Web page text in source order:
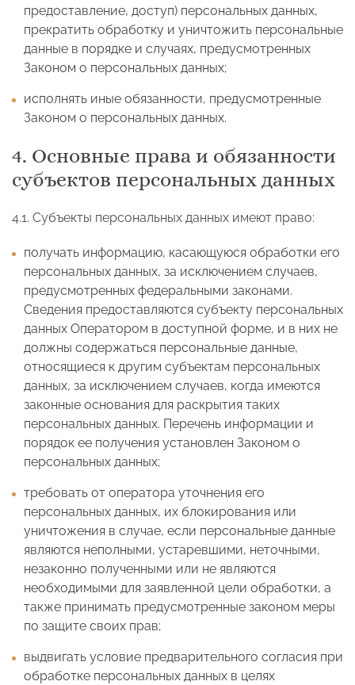
предоставление, доступ) персональных данных,
прекратить обработку и уничтожить персональные
данные в порядке и случаях, предусмотренных
Законом о персональных данных;
исполнять иные обязанности, предусмотренные
Законом о персональных данных.
4. Основные права и обязанности
субъектов персональных данных
4.1. Субъекты персональных данных имеют право:
получать информацию, касающуюся обработки его
персональных данных, за исключением случаев,
предусмотренных федеральными законами.
Сведения предоставляются субъекту персональных
данных Оператором в доступной форме, и в них не
должны содержаться персональные данные,
относящиеся к другим субъектам персональных
данных, за исключением случаев, когда имеются
законные основания для раскрытия таких
персональных данных. Перечень информации и
порядок ее получения установлен Законом о
персональных данных;
требовать от оператора уточнения его
персональных данных, их блокирования или
уничтожения в случае, если персональные данные
являются неполными, устаревшими, неточными,
незаконно полученными или не являются
необходимыми для заявленной цели обработки, а
также принимать предусмотренные законом меры
по защите своих прав;
выдвигать условие предварительного согласия при
обработке персональных данных в целях